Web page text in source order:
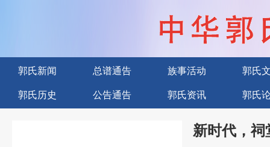
郭氏新闻 总谱通告 族事活动 郭氏
郭氏历史 公告通告 郭氏资讯 郭氏
新时代，祠